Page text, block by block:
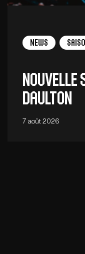
News
Nouvelle
Daulton
7 août 2026